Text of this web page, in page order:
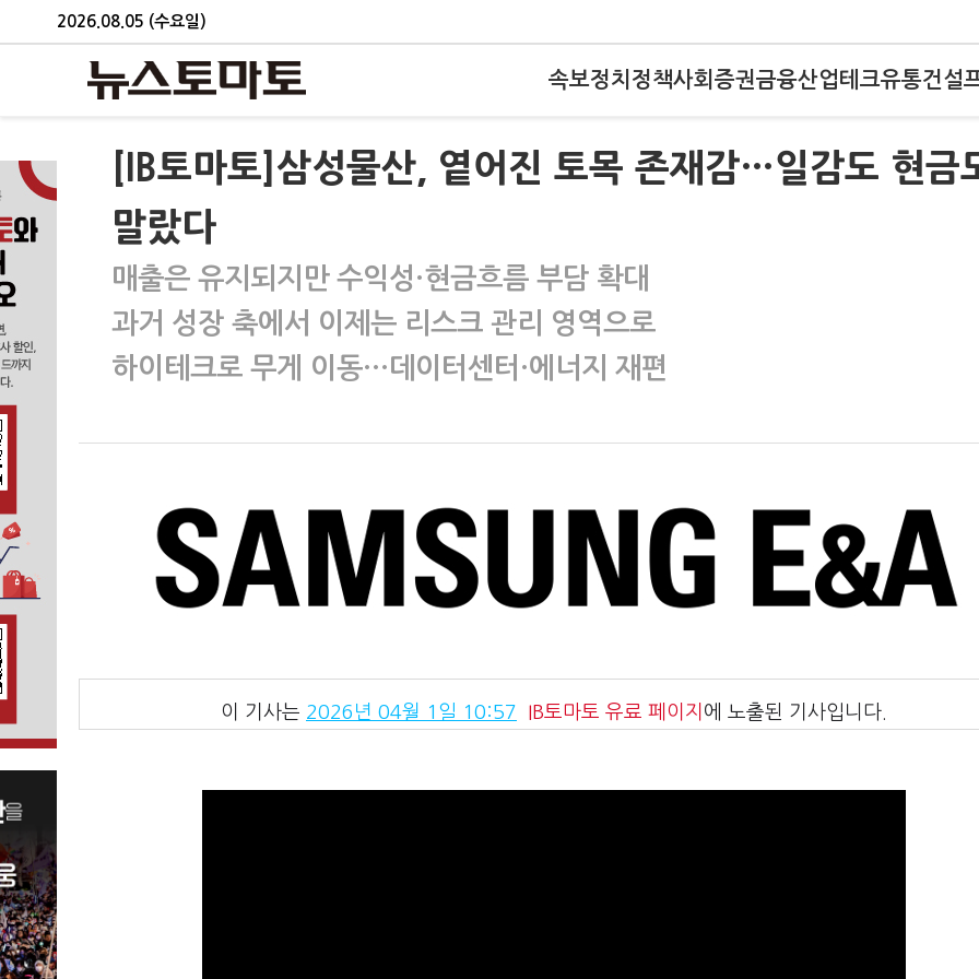
2026.08.05 (수요일)
속보정치 정책사회 증권금융산업테크유통건설
[IB토마토]삼성물산, 옅어진 토목 존재감…일감도 현금
말랐다
매출은 유지되지만 수익성·현금흐름 부담 확대
과거 성장 축에서 이제는 리스크 관리 영역으로
하이테크로 무게 이동…데이터센터·에너지 재편
이 기사는 2026년 04월 1일 10:57 IB토마토 유료 페이지 에 노출된 기사입니다.